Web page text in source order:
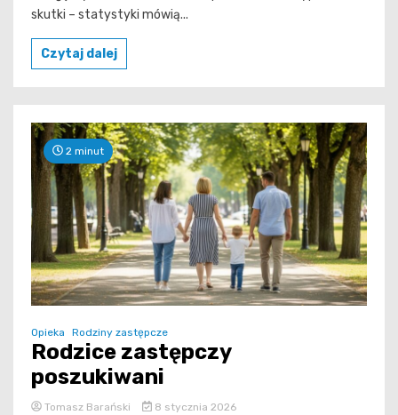
skutki – statystyki mówią...
Czytaj dalej
2 minut
Opieka Rodziny zastępcze
Rodzice zastępczy
poszukiwani
Tomasz Barański 8 stycznia 2026